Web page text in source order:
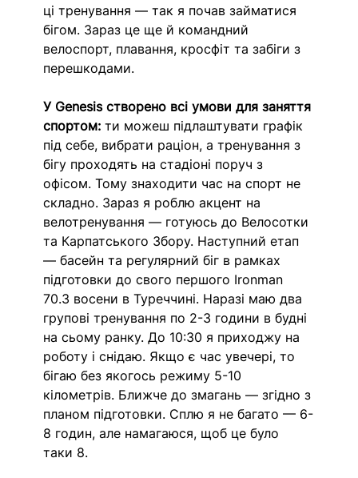
ці тренування — так я почав займатися
бігом. Зараз це ще й командний
велоспорт, плавання, кросфіт та забіги з
перешкодами.
У Genesis створено всі умови для заняття
спортом: ти можеш підлаштувати графік
під себе, вибрати раціон, а тренування з
бігу проходять на стадіоні поруч з
офісом. Тому знаходити час на спорт не
складно. Зараз я роблю акцент на
велотренування — готуюсь до Велосотки
та Карпатського Збору. Наступний етап
— басейн та регулярний біг в рамках
підготовки до свого першого Ironman
70.3 восени в Туреччині. Наразі маю два
групові тренування по 2-3 години в будні
на сьому ранку. До 10:30 я приходжу на
роботу і снідаю. Якщо є час увечері, то
бігаю без якогось режиму 5-10
кілометрів. Ближче до змагань — згідно з
планом підготовки. Сплю я не багато — 6-
8 годин, але намагаюся, щоб це було
таки 8.